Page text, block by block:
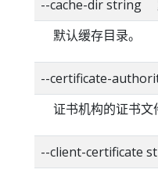
--cache-dir string
默认缓存目录。
--certificate-
证书机构的证书文
--client-certificate